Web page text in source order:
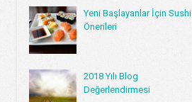
Yeni Başlayanlar İçin Sushi
Önerileri
2018 Yılı Blog
Değerlendirmesi